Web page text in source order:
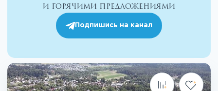
и горячими предложениями
Подпишись на канал